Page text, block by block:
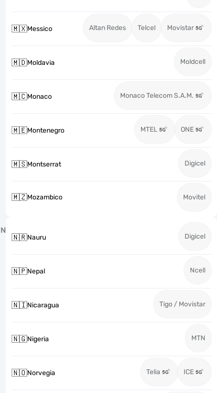
🇲🇽Messico Altan Redes Telcel Movistar
🇲🇩Moldavia Moldcell
🇲🇨Monaco Monaco Telecom S.A.M.
🇲🇪Montenegro MTEL ONE
🇲🇸Montserrat Digicel
🇲🇿Mozambico Movitel
N
🇳🇷Nauru Digicel
🇳🇵Nepal Ncell
🇳🇮Nicaragua Tigo / Movistar
🇳🇬Nigeria MTN
🇳🇴Norvegia Telia ICE